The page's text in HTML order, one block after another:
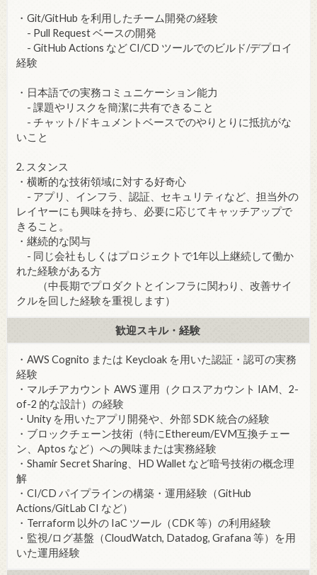
・Git/GitHub を利用したチーム開発の経験
- Pull Request ベースの開発
- GitHub Actions など CI/CD ツールでのビルド/デプロイ
経験
・日本語での実務コミュニケーション能力
- 課題やリスクを簡潔に共有できること
- チャット/ドキュメントベースでのやりとりに抵抗がな
いこと
2. スタンス
・横断的な技術領域に対する好奇心
- アプリ、インフラ、認証、セキュリティなど、担当外の
レイヤーにも興味を持ち、必要に応じてキャッチアップで
きること。
・継続的な関与
- 同じ会社もしくはプロジェクトで1年以上継続して働か
れた経験がある方
（中長期でプロダクトとインフラに関わり、改善サイ
クルを回した経験を重視します）
歓迎スキル・経験
・AWS Cognito または Keycloak を用いた認証・認可の実務
経験
・マルチアカウント AWS 運用（クロスアカウント IAM、2-
of-2 的な設計）の経験
・Unity を用いたアプリ開発や、外部 SDK 統合の経験
・ブロックチェーン技術（特にEthereum/EVM互換チェー
ン、Aptos など）への興味または実務経験
・Shamir Secret Sharing、HD Wallet など暗号技術の概念理
解
・CI/CD パイプラインの構築・運用経験（GitHub
Actions/GitLab CI など）
・Terraform 以外の IaC ツール（CDK 等）の利用経験
・監視/ログ基盤（CloudWatch, Datadog, Grafana 等）を用
いた運用経験